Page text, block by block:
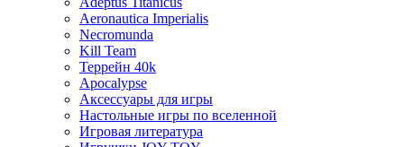
Aeronautica Imperialis
Necromunda
Kill Team
Террейн 40k
Apocalypse
Аксессуары для игры
Настольные игры по вселенной
Игровая литература